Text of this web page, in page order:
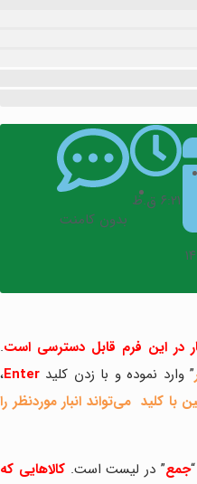
۶:۲۱ ق.ظ
بدون کامنت
در این فرم قابل دسترسی است.
” وارد نموده و با زدن کلید Enter،
با کلید می‌تواند انبار موردنظر را
جمع” در لیست است.کالاهایی که